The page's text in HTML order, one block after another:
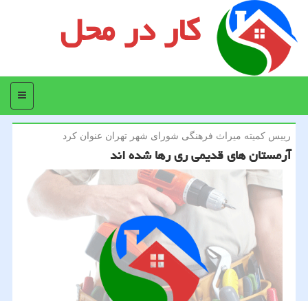
کار در محل
منو
رییس كمیته میراث فرهنگی شورای شهر تهران عنوان كرد
آرمستان های قدیمی ری رها شده اند